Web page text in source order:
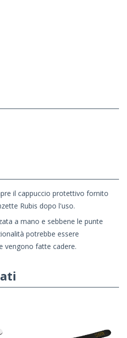
il cappuccio protettivo fornito
Rubis dopo l'uso.
a mano e sebbene le punte
potrebbe essere
vengono fatte cadere.